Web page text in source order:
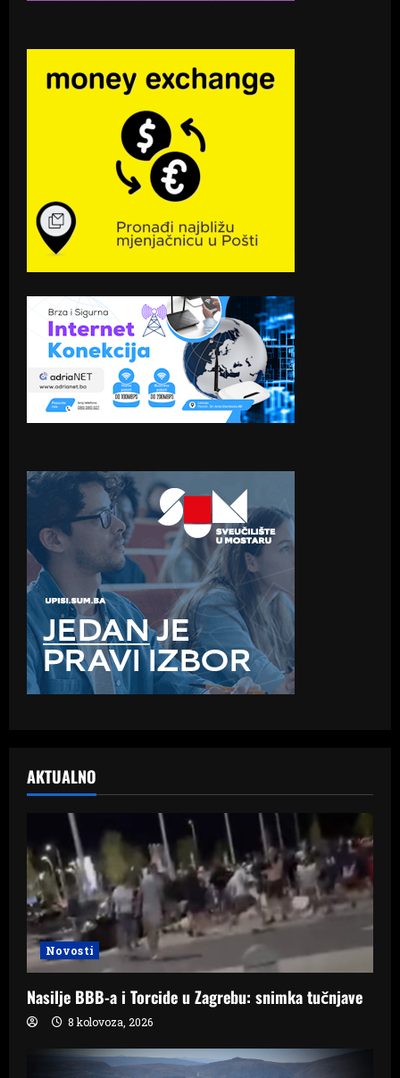
AKTUALNO
Novosti
Nasilje BBB-a i Torcide u Zagrebu: snimka tučnjave
8 kolovoza, 2026